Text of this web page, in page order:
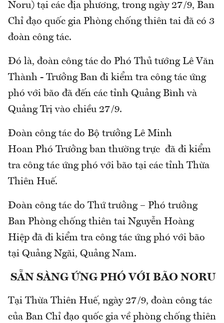
Noru) tại các địa phương, trong ngày 27/9, Ban
Chỉ đạo quốc gia Phòng chống thiên tai đã có 3
đoàn công tác.
Đó là, đoàn công tác do Phó Thủ tướng Lê Văn
Thành - Trưởng Ban đi kiểm tra công tác ứng
phó với bão đã đến các tỉnh Quảng Bình và
Quảng Trị vào chiều 27/9.
Đoàn công tác do Bộ trưởng Lê Minh
Hoan Phó Trưởng ban thường trực đã đi kiểm
tra công tác ứng phó với bão tại các tỉnh Thừa
Thiên Huế.
Đoàn công tác do Thứ trưởng – Phó trưởng
Ban Phòng chống thiên tai Nguyễn Hoàng
Hiệp đã đi kiểm tra công tác ứng phó với bão
tại Quảng Ngãi, Quảng Nam.
SẴN SÀNG ỨNG PHÓ VỚI BÃO NORU
Tại Thừa Thiên Huế, ngày 27/9, đoàn công tác
của Ban Chỉ đạo quốc gia về phòng chống thiên